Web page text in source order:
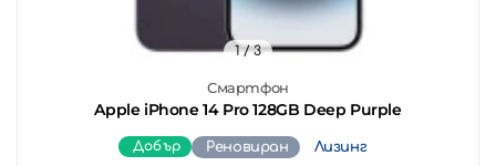
Смартфон
Apple iPhone 14 Pro 128GB Deep Purple
1/ 3
Добър Реновиран Лизинг